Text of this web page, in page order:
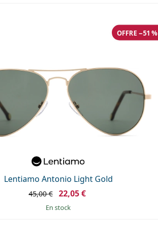
Lentiamo Antonio Light Gold
OFFRE −51 %
45,00 € 22,05 €
en stock